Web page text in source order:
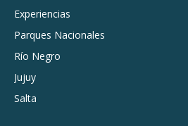
Experiencias
Parques Nacionales
Río Negro
Jujuy
Salta